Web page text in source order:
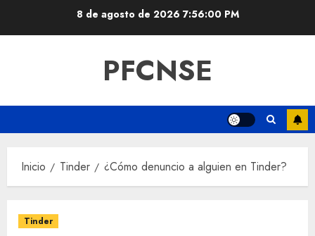
8 de agosto de 20267:56:01 PM
PFCNSE
Inicio Tinder ¿Cómo denuncio a alguien en Tinder?
Tinder